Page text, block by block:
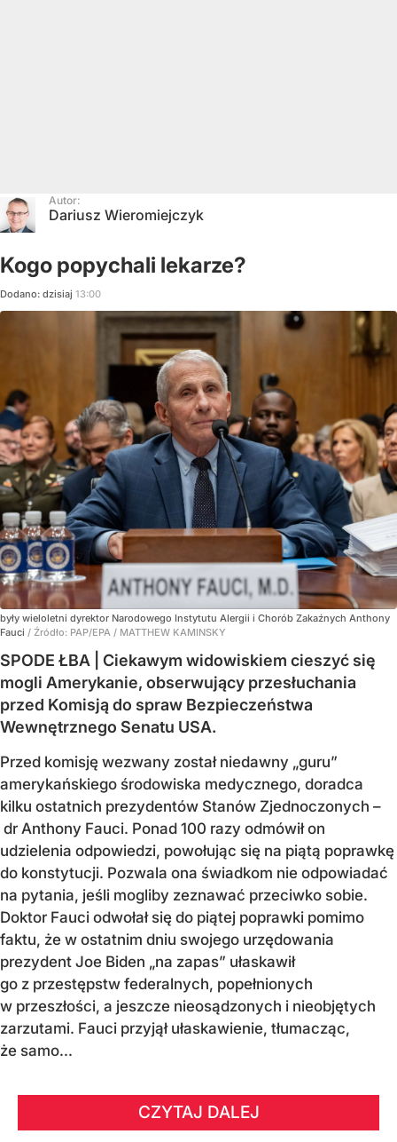
Autor:
Dariusz Wieromiejczyk
Kogo popychali lekarze?
Dodano: dzisiaj 13:00
były wieloletni dyrektor Narodowego Instytutu Alergii i Chorób Zakaźnych Anthony
Fauci / Źródło: PAP/EPA / MATTHEW KAMINSKY
SPODE ŁBA | Ciekawym widowiskiem cieszyć się
mogli Amerykanie, obserwujący przesłuchania
przed Komisją do spraw Bezpieczeństwa
Wewnętrznego Senatu USA.
Przed komisję wezwany został niedawny „guru”
amerykańskiego środowiska medycznego, doradca
kilku ostatnich prezydentów Stanów Zjednoczonych –
dr Anthony Fauci. Ponad 100 razy odmówił on
udzielenia odpowiedzi, powołując się na piątą poprawkę
do konstytucji. Pozwala ona świadkom nie odpowiadać
na pytania, jeśli mogliby zeznawać przeciwko sobie.
Doktor Fauci odwołał się do piątej poprawki pomimo
faktu, że w ostatnim dniu swojego urzędowania
prezydent Joe Biden „na zapas” ułaskawił
go z przestępstw federalnych, popełnionych
w przeszłości, a jeszcze nieosądzonych i nieobjętych
zarzutami. Fauci przyjął ułaskawienie, tłumacząc,
że samo...
CZYTAJ DALEJ